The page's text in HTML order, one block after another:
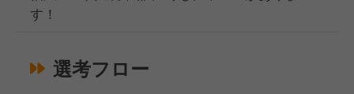
す！
選考フロー